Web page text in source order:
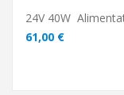
24V 40W
61,00 €